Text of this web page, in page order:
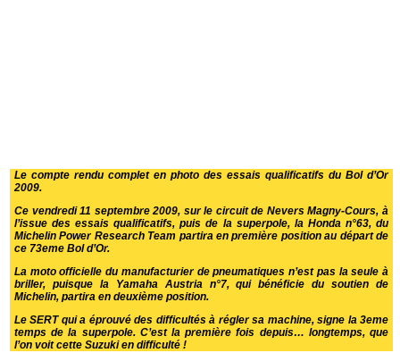
Le compte rendu complet en photo des essais qualificatifs du Bol d’Or
2009.
Ce vendredi 11 septembre 2009, sur le circuit de Nevers Magny-Cours, à
l’issue des essais qualificatifs, puis de la superpole, la Honda n°63, du
Michelin Power Research Team partira en première position au départ de
ce 73eme Bol d’Or.
La moto officielle du manufacturier de pneumatiques n’est pas la seule à
briller, puisque la Yamaha Austria n°7, qui bénéficie du soutien de
Michelin, partira en deuxième position.
Le SERT qui a éprouvé des difficultés à régler sa machine, signe la 3eme
temps de la superpole. C’est la première fois depuis… longtemps, que
l’on voit cette Suzuki en difficulté !